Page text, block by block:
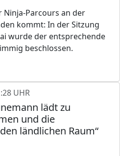
Ninja-Parcours an der
kommt: In der Sitzung
wurde der entsprechende
beschlossen.
UHR
lädt zu
und die
ländlichen Raum“